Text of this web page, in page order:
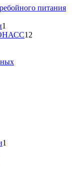
питания
1
товар12
1